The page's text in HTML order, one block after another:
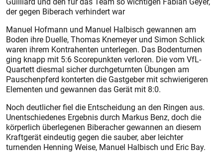
der gegen Biberach verhindert war
Manuel Hofmann und Manuel Halbisch gewannen am
Boden ihre Duelle, Thomas Knemeyer und Simon Schlick
waren ihrem Kontrahenten unterlegen. Das Bodenturnen
ging knapp mit 5:6 Scorepunkten verloren. Die vom VfL-
Quartett diesmal sicher durchgeturnten Übungen am
Pauschenpferd konterten die Gastgeber mit schwierigeren
Elementen und gewannen das Gerät mit 8:0.
Noch deutlicher fiel die Entscheidung an den Ringen aus.
Unentschiedenes Ergebnis durch Markus Benz, doch die
körperlich überlegenen Biberacher gewannen an diesem
Kraftgerät eindeutig gegen die sauber, aber leichter
turnenden Henning Weise, Manuel Halbisch und Eric Bay.